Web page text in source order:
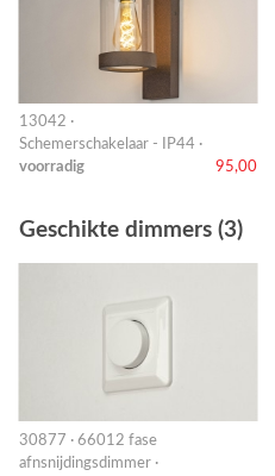
13042 ·
Schemerschakelaar - IP44 ·
voorradig
95,00
Geschikte dimmers (3)
30877 · 66012 fase
afnsnijdingsdimmer ·